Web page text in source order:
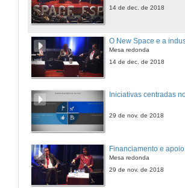
14 de dec. de 2018
Mesa redonda
14 de dec. de 2018
29 de nov. de 2018
Mesa redonda
29 de nov. de 2018